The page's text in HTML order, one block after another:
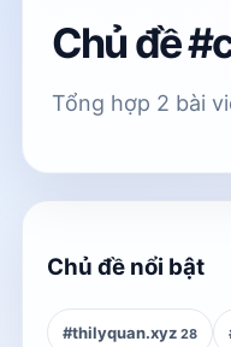
Chủ đề
Tổng hợp 2 bài
Chủ đề nổi bật
#thilyquan.xyz 28